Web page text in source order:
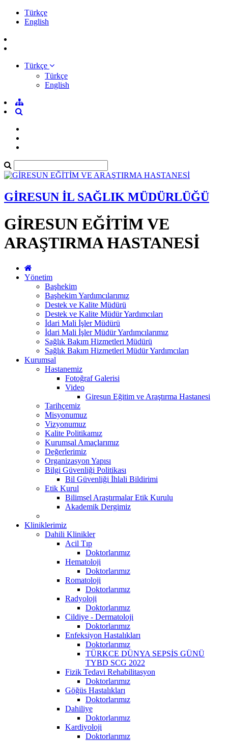
Türkçe
English
Türkçe
Türkçe
English
GİRESUN İL SAĞLIK MÜDÜRLÜĞÜ
GİRESUN EĞİTİM VE
ARAŞTIRMA HASTANESİ
Yönetim
Başhekim
Başhekim Yardımcılarımız
Destek ve Kalite Müdürü
Destek ve Kalite Müdür Yardımcıları
İdari Mali İşler Müdürü
İdari Mali İşler Müdür Yardımcılarımız
Sağlık Bakım Hizmetleri Müdürü
Sağlık Bakım Hizmetleri Müdür Yardımcıları
Kurumsal
Hastanemiz
Fotoğraf Galerisi
Video
Giresun Eğitim ve Araştırma Hastanesi
Tarihçemiz
Misyonumuz
Vizyonumuz
Kalite Politikamız
Kurumsal Amaçlarımız
Değerlerimiz
Organizasyon Yapısı
Bilgi Güvenliği Politikası
Bil Güvenliği İhlali Bildirimi
Etik Kurul
Bilimsel Araştırmalar Etik Kurulu
Akademik Dergimiz
Kliniklerimiz
Dahili Klinikler
Acil Tıp
Doktorlarımız
Hematoloji
Doktorlarımız
Romatoloji
Doktorlarımız
Radyoloji
Doktorlarımız
Cildiye - Dermatoloji
Doktorlarımız
Enfeksiyon Hastalıkları
Doktorlarımız
TÜRKCE DÜNYA SEPSİS GÜNÜ
TYBD SCG 2022
Fizik Tedavi Rehabilitasyon
Doktorlarımız
Göğüs Hastalıkları
Doktorlarımız
Dahiliye
Doktorlarımız
Kardiyoloji
Doktorlarımız